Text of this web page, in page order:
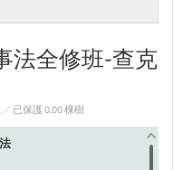
法全修班-查克
╱ 已保護 0.00 棵樹